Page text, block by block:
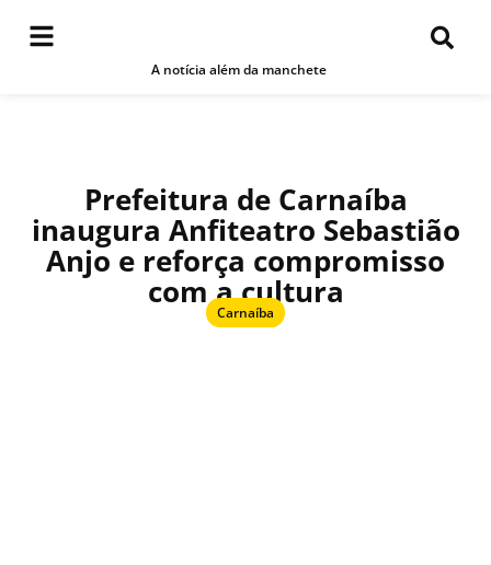
A notícia além da manchete
Prefeitura de Carnaíba
inaugura Anfiteatro Sebastião
Anjo e reforça compromisso
com a cultura
Carnaíba